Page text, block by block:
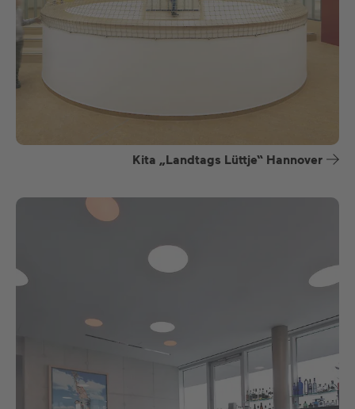
Kita „Landtags Lüttje“ Hannover